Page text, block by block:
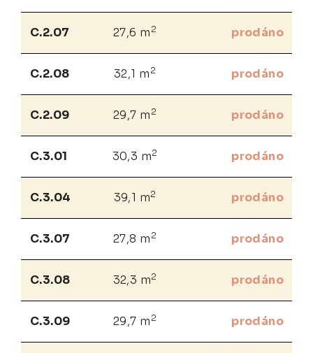
C.2.07 27,6 m 2 prodáno
C.2.08 32,1 m 2 prodáno
C.2.09 29,7 m 2 prodáno
C.3.01 30,3 m2 prodáno
C.3.04 39,1 m2 prodáno
C.3.07 27,8 m 2 prodáno
C.3.08 32,3 m2 prodáno
C.3.09 29,7 m 2 prodáno